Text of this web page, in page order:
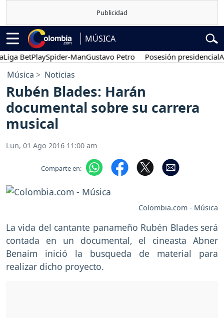
MÚSICA
BetPlaySpider-ManGustavo Petro Posesión presidencial
Música Noticias
Rubén Blades: Harán
documental sobre su carrera
musical
Lun, 01 Ago 2016 11:00 am
Comparte en:
Colombia.com - Música
La vida del cantante panameño Rubén Blades será
contada en un documental, el cineasta Abner
Benaim inició la busqueda de material para
realizar dicho proyecto.